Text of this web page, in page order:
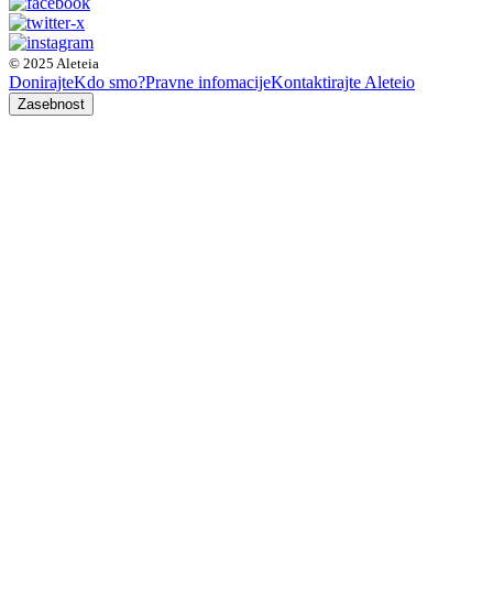
© 2025 Aleteia
DonirajteKdo smo?Pravne infomacijeKontaktirajte Aleteio
Zasebnost